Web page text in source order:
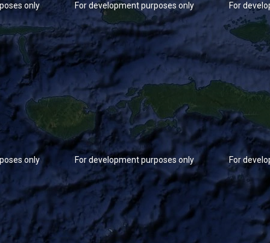
only For
For development purposes only
only For
For development purposes only